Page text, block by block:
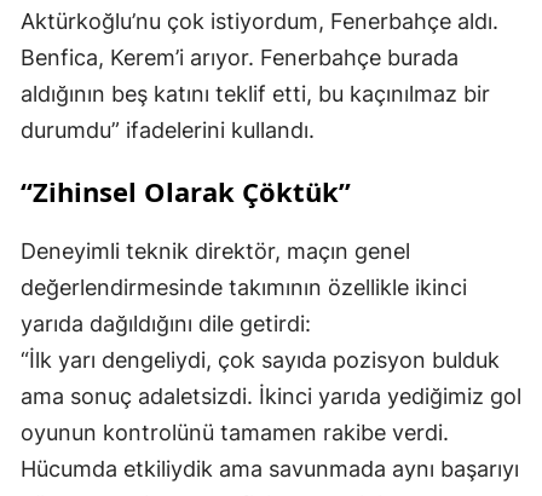
Aktürkoğlu’nu çok istiyordum, Fenerbahçe aldı.
Benfica, Kerem’i arıyor. Fenerbahçe burada
aldığının beş katını teklif etti, bu kaçınılmaz bir
durumdu” ifadelerini kullandı.
“Zihinsel Olarak Çöktük”
Deneyimli teknik direktör, maçın genel
değerlendirmesinde takımının özellikle ikinci
yarıda dağıldığını dile getirdi:
“İlk yarı dengeliydi, çok sayıda pozisyon bulduk
ama sonuç adaletsizdi. İkinci yarıda yediğimiz gol
oyunun kontrolünü tamamen rakibe verdi.
Hücumda etkiliydik ama savunmada aynı başarıyı